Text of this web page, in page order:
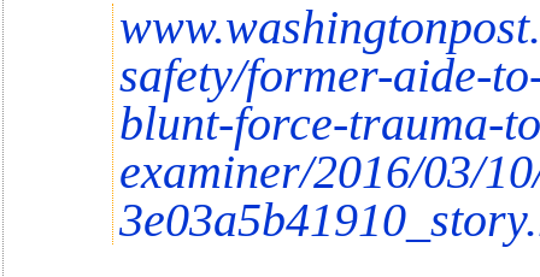
safety/former-aide-
blunt-force-trauma-
examiner/2016/03/